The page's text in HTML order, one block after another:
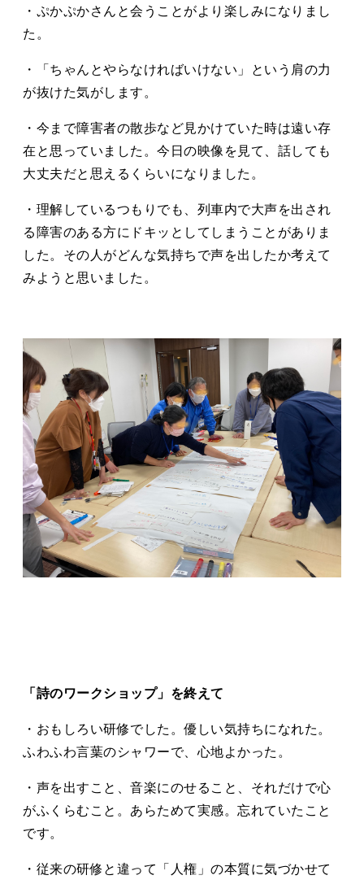
・ぷかぷかさんと会うことがより楽しみになりまし
た。
・「ちゃんとやらなければいけない」という肩の力
が抜けた気がします。
・今まで障害者の散歩など見かけていた時は遠い存
在と思っていました。今日の映像を見て、話しても
大丈夫だと思えるくらいになりました。
・理解しているつもりでも、列車内で大声を出され
る障害のある方にドキッとしてしまうことがありま
した。その人がどんな気持ちで声を出したか考えて
みようと思いました。
「詩のワークショップ」を終えて
・おもしろい研修でした。優しい気持ちになれた。
ふわふわ言葉のシャワーで、心地よかった。
・声を出すこと、音楽にのせること、それだけで心
がふくらむこと。あらためて実感。忘れていたこと
です。
・従来の研修と違って「人権」の本質に気づかせて